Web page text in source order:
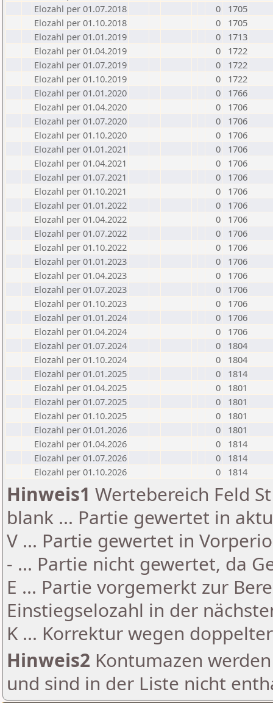
Elozahl per 01.07.2018
0
1705
Elozahl per 01.10.2018
0
1705
Elozahl per 01.01.2019
0
1713
Elozahl per 01.04.2019
0
1722
Elozahl per 01.07.2019
0
1722
Elozahl per 01.10.2019
0
1722
Elozahl per 01.01.2020
0
1766
Elozahl per 01.04.2020
0
1706
Elozahl per 01.07.2020
0
1706
Elozahl per 01.10.2020
0
1706
Elozahl per 01.01.2021
0
1706
Elozahl per 01.04.2021
0
1706
Elozahl per 01.07.2021
0
1706
Elozahl per 01.10.2021
0
1706
Elozahl per 01.01.2022
0
1706
Elozahl per 01.04.2022
0
1706
Elozahl per 01.07.2022
0
1706
Elozahl per 01.10.2022
0
1706
Elozahl per 01.01.2023
0
1706
Elozahl per 01.04.2023
0
1706
Elozahl per 01.07.2023
0
1706
Elozahl per 01.10.2023
0
1706
Elozahl per 01.01.2024
0
1706
Elozahl per 01.04.2024
0
1706
Elozahl per 01.07.2024
0
1804
Elozahl per 01.10.2024
0
1804
Elozahl per 01.01.2025
0
1814
Elozahl per 01.04.2025
0
1801
Elozahl per 01.07.2025
0
1801
Elozahl per 01.10.2025
0
1801
Elozahl per 01.01.2026
0
1801
Elozahl per 01.04.2026
0
1814
Elozahl per 01.07.2026
0
1814
Elozahl per 01.10.2026
0 1814
Hinweis1 Wertebereich Feld
blank ... Partie gewertet in
V ... Partie gewertet in
- ... Partie nicht gewertet, da
E ... Partie vorgemerkt zur
Einstiegselozahl in der
K ... Korrektur wegen
Hinweis2 Kontumazen
und sind in der Liste nicht